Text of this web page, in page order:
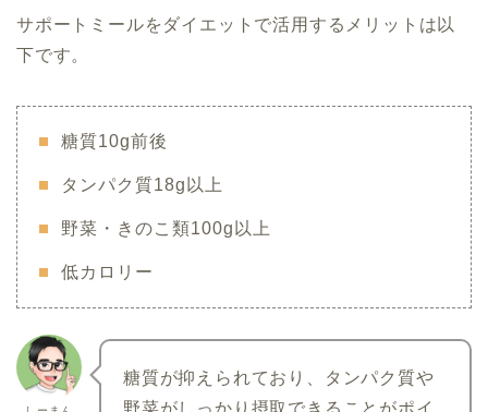
サポートミールをダイエットで活用するメリットは以
下です。
糖質10g前後
タンパク質18g以上
野菜・きのこ類100g以上
低カロリー
糖質が抑えられており、タンパク質や